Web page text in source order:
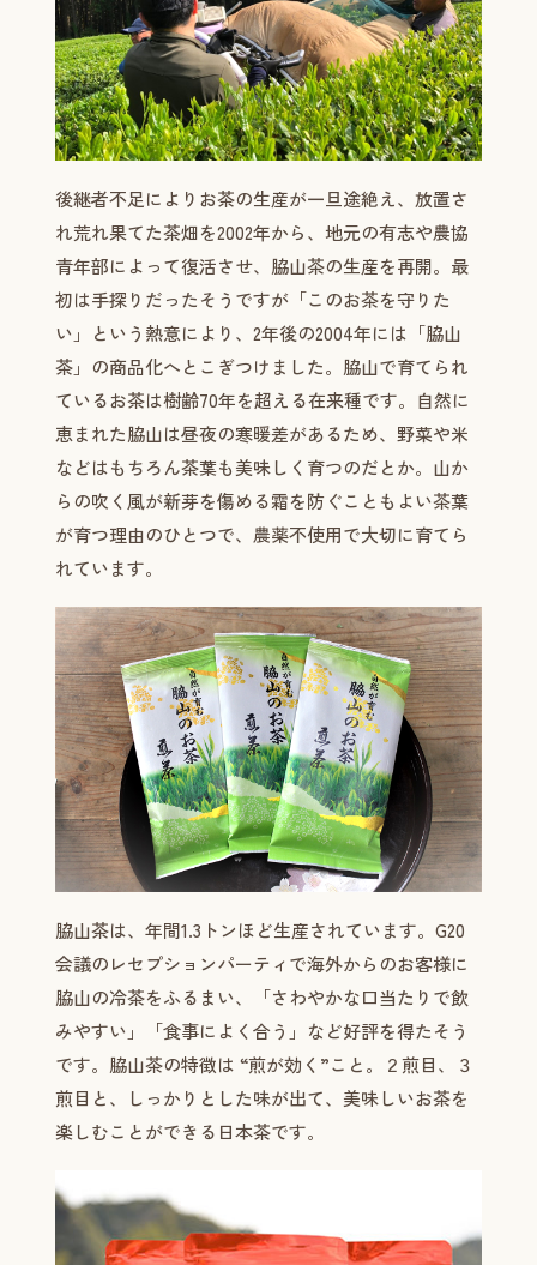
後継者不足によりお茶の生産が一旦途絶え、放置さ
れ荒れ果てた茶畑を2002年から、地元の有志や農協
青年部によって復活させ、脇山茶の生産を再開。最
初は手探りだったそうですが「このお茶を守りた
い」という熱意により、2年後の2004年には「脇山
茶」の商品化へとこぎつけました。脇山で育てられ
ているお茶は樹齢70年を超える在来種です。自然に
恵まれた脇山は昼夜の寒暖差があるため、野菜や米
などはもちろん茶葉も美味しく育つのだとか。山か
らの吹く風が新芽を傷める霜を防ぐこともよい茶葉
が育つ理由のひとつで、農薬不使用で大切に育てら
れています。
脇山茶は、年間1.3トンほど生産されています。G20
会議のレセプションパーティで海外からのお客様に
脇山の冷茶をふるまい、「さわやかな口当たりで飲
みやすい」「食事によく合う」など好評を得たそう
です。脇山茶の特徴は “煎が効く”こと。２煎目、３
煎目と、しっかりとした味が出て、美味しいお茶を
楽しむことができる日本茶です。